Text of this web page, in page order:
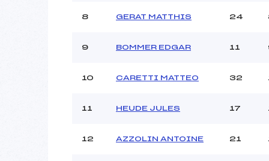
Catégorie :
8 GERAT MATTHIS 24
9 BOMMER EDGAR 11
10 CARETTI MATTEO 32
11 HEUDE JULES 17
12 AZZOLIN ANTOINE 21